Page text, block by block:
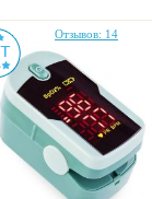
Отзывов: 14